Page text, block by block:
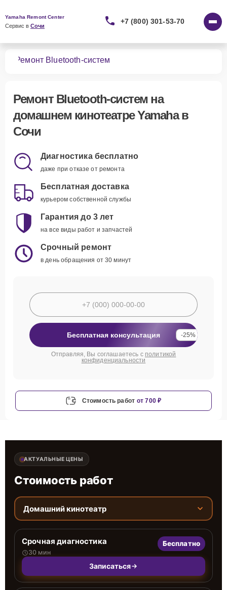
Yamaha Remont Center
Сервис в Сочи
+7 (800) 301-53-70
Ремонт Bluetooth-систем
Ремонт Bluetooth-систем на
домашнем кинотеатре Yamaha в
Сочи
Диагностика бесплатно
даже при отказе от ремонта
Бесплатная доставка
курьером собственной службы
Гарантия до 3 лет
на все виды работ и запчастей
Срочный ремонт
в день обращения от 30 минут
Бесплатная консультация -25%
Отправляя, Вы соглашаетесь с политикой
конфиденциальности
Стоимость работ от 700 ₽
АКТУАЛЬНЫЕ ЦЕНЫ
Стоимость работ
Домашний кинотеатр
Срочная диагностика
30 мин
Бесплатно
Записаться